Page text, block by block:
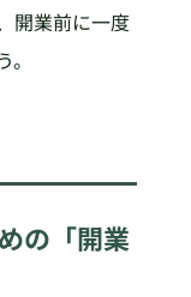
開業前に一度
の「開業